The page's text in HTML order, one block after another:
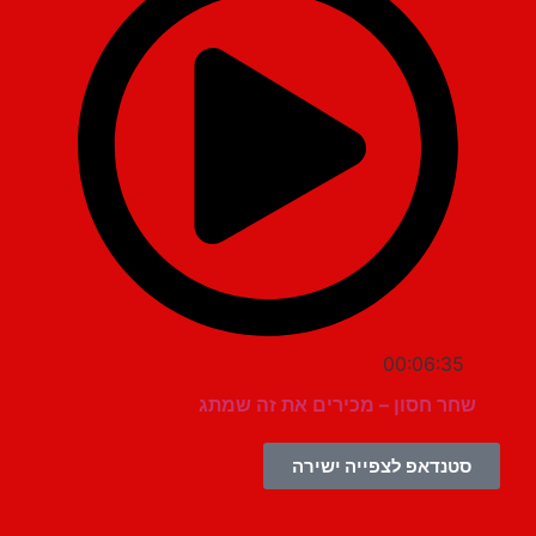
00:06:35
שחר חסון – מכירים את זה שמתג
סטנדאפ לצפייה ישירה